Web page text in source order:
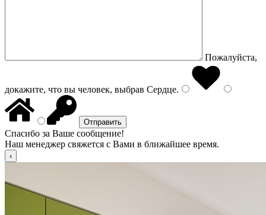
Пожалуйста,
докажите, что вы человек, выбрав Сердце.
Спасибо за Ваше сообщение!
Наш менеджер свяжется с Вами в ближайшее время.